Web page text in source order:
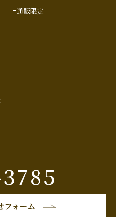
通販限定
フォーム